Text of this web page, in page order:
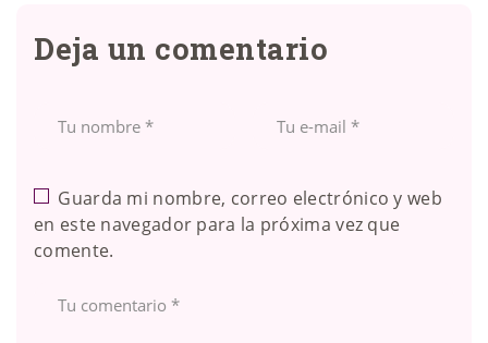
Deja un comentario
Guarda mi nombre, correo electrónico y web
en este navegador para la próxima vez que
comente.